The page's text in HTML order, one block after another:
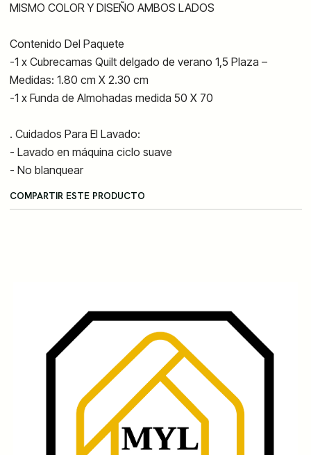
MISMO COLOR Y DISEÑO AMBOS LADOS
Contenido Del Paquete
-1 x Cubrecamas Quilt delgado de verano 1,5 Plaza –
Medidas: 1.80 cm X 2.30 cm
-1 x Funda de Almohadas medida 50 X 70
. Cuidados Para El Lavado:
- Lavado en máquina ciclo suave
- No blanquear
COMPARTIR ESTE PRODUCTO